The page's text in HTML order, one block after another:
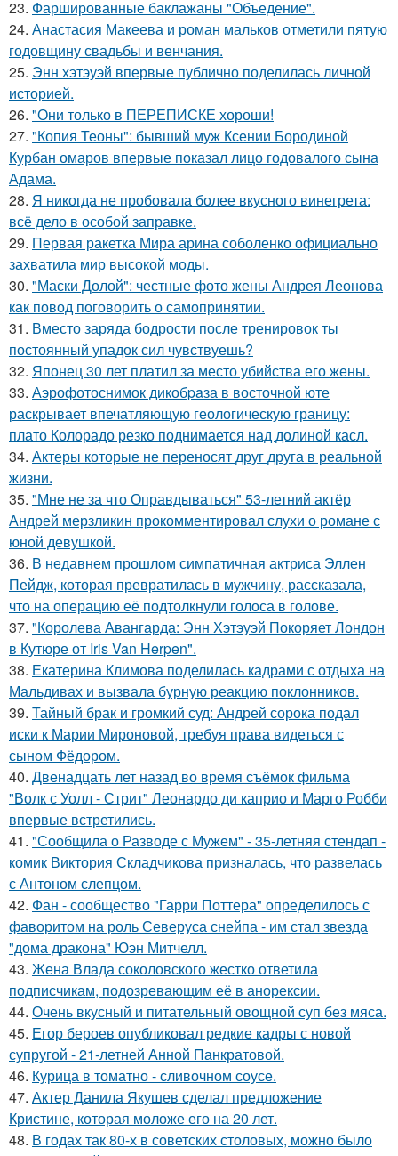
23. Фаршированные баклажаны "Объедение".
24. Анастасия Макеева и роман мальков отметили пятую
годовщину свадьбы и венчания.
25. Энн хэтэуэй впервые публично поделилась личной
историей.
26. "Они только в ПЕРЕПИСКЕ хороши!
27. "Копия Теоны": бывший муж Ксении Бородиной
Курбан омаров впервые показал лицо годовалого сына
Адама.
28. Я никогда не пробовала более вкусного винегрета:
всё дело в особой заправке.
29. Первая ракетка Мира арина соболенко официально
захватила мир высокой моды.
30. "Маски Долой": честные фото жены Андрея Леонова
как повод поговорить о самопринятии.
31. Вместо заряда бодрости после тренировок ты
постоянный упадок сил чувствуешь?
32. Японец 30 лет платил за место убийства его жены.
33. Аэрофотоснимок дикобpaза в восточной юте
раскрывает впечатляющую геологическую границу:
плато Колорадо резко поднимается над долиной касл.
34. Актеры которые не переносят друг друга в реальной
жизни.
35. "Мне не за что Оправдываться" 53-летний актёр
Андрей мерзликин прокомментировал слухи о романе с
юной девушкой.
36. В недавнем прошлом симпатичная актриса Эллен
Пейдж, которая превратилась в мужчину, рассказала,
что на операцию её подтолкнули голоса в голове.
37. "Королева Авангарда: Энн Хэтэуэй Покоряет Лондон
в Кутюре от Iris Van Herpen".
38. Екатерина Климова поделилась кадрами с отдыха на
Мальдивах и вызвала бурную реакцию поклонников.
39. Тайный брак и громкий суд: Андрей сорока подал
иски к Марии Мироновой, требуя права видеться с
сыном Фёдором.
40. Двенадцать лет назад во время съёмок фильма
"Волк с Уолл - Стрит" Леонардо ди каприо и Марго Робби
впервые встретились.
41. "Сообщила о Разводе с Мужем" - 35-летняя стендап -
комик Виктория Складчикова призналась, что развелась
с Антоном слепцом.
42. Фан - сообщество "Гарри Поттера" определилось с
фаворитом на роль Северуса снейпа - им стал звезда
"дома дракона" Юэн Митчелл.
43. Жена Влада соколовского жестко ответила
подписчикам, подозревающим её в анорексии.
44. Очень вкусный и питательный овощной суп без мяса.
45. Егор бероев опубликовал редкие кадры с новой
супругой - 21-летней Анной Панкратовой.
46. Курица в томатно - сливочном соусе.
47. Актер Данила Якушев сделал предложение
Кристине, которая моложе его на 20 лет.
48. В годах так 80-х в советских столовых, можно было